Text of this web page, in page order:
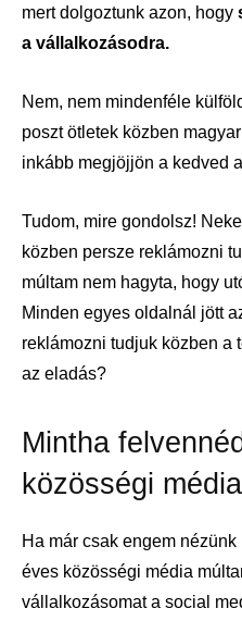
mert dolgoztunk azon, hogy
a vállalkozásodra.
Nem, nem mindenféle
poszt ötletek közben
inkább megjöjjön a kedved
Tudom, mire gondolsz!
közben persze reklámozni
múltam nem hagyta, hogy
Minden egyes oldalnál jött
reklámozni tudjuk közben a
az eladás?
Mintha
közösségi
Ha már csak engem
éves közösségi média
vállalkozásomat a social